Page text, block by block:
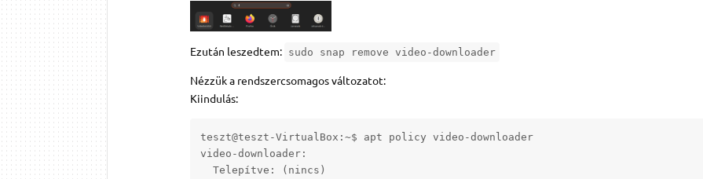
Ezután leszedtem: sudo snap remove video-downloader
Nézzük a rendszercsomagos változatot:
Kiindulás:
teszt@teszt-VirtualBox:~$ apt policy video-downloader
video-downloader:
  Telepítve: (nincs)